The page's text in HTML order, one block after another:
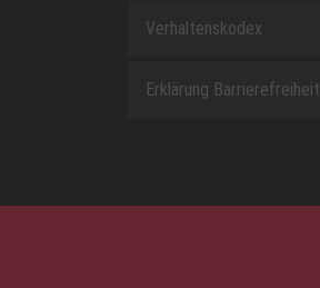
Verhaltenskodex
Erklärung Barrierefreiheit